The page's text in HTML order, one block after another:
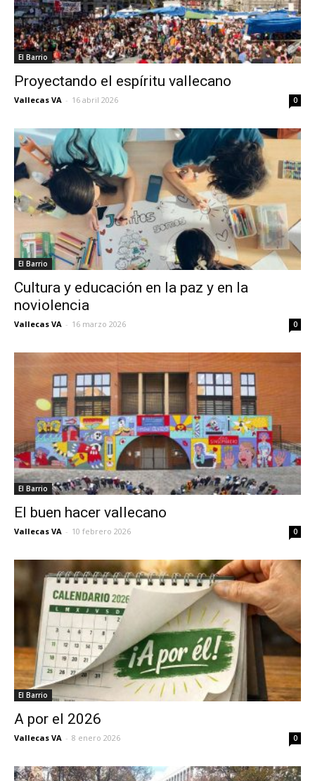
El Barrio
Proyectando el espíritu vallecano
Vallecas VA - 16 abril 2026 0
El Barrio
Cultura y educación en la paz y en la
noviolencia
Vallecas VA - 16 marzo 2026 0
El Barrio
El buen hacer vallecano
Vallecas VA - 10 febrero 2026 0
El Barrio
A por el 2026
Vallecas VA - 8 enero 2026 0